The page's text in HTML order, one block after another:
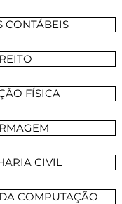
CONTÁBEIS
FÍSICA
CIVIL
COMPUTAÇÃO